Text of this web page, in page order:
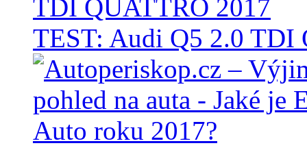
TEST: Audi Q5 2.0 TDI